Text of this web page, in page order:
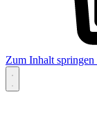
Zum Inhalt springen